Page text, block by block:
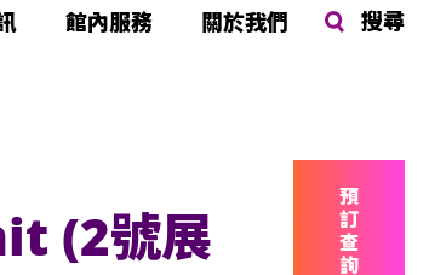
館內服務 關於我們 搜尋
(2號展
預
訂
查
詢